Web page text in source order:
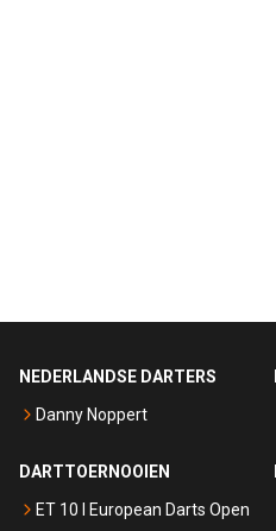
NEDERLANDSE DARTERS
Danny Noppert
DARTTOERNOOIEN
ET 10 I European Darts Open